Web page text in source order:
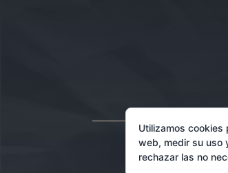
Utilizamos cookies
web, medir su uso
rechazar las no